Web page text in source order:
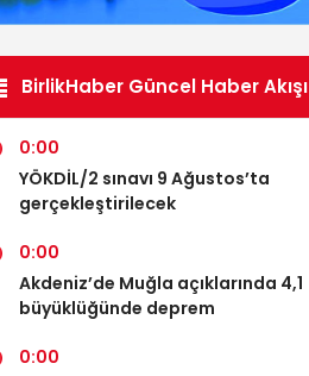
BirlikHaber Güncel Haber Akışı
0:00
YÖKDİL/2 sınavı 9 Ağustos’ta
gerçekleştirilecek
0:00
Akdeniz’de Muğla açıklarında 4,1
büyüklüğünde deprem
0:00